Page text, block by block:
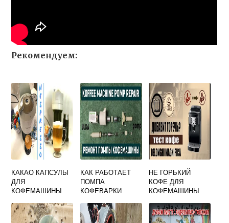
Рекомендуем:
КАКАО КАПСУЛЫ
ДЛЯ
КОФЕМАШИНЫ
КАК РАБОТАЕТ
ПОМПА
КОФЕВАРКИ
НЕ ГОРЬКИЙ
КОФЕ ДЛЯ
КОФЕМАШИНЫ